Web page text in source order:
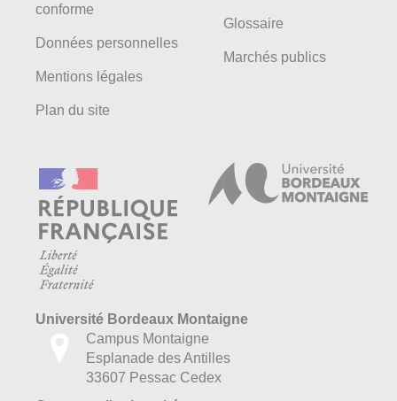
conforme
Données personnelles
Mentions légales
Plan du site
Glossaire
Marchés publics
Université Bordeaux Montaigne
Campus Montaigne
Esplanade des Antilles
33607 Pessac Cedex